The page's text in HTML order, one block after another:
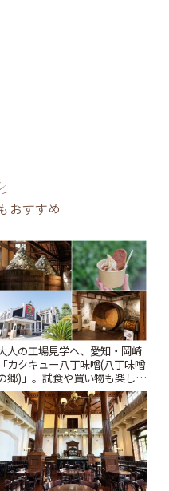
おすすめ
人の工場見学へ、愛知・岡崎
「カクキュー八丁味噌(八丁味噌
郷)」。試食や買い物も楽しみ
| ことりっぷ